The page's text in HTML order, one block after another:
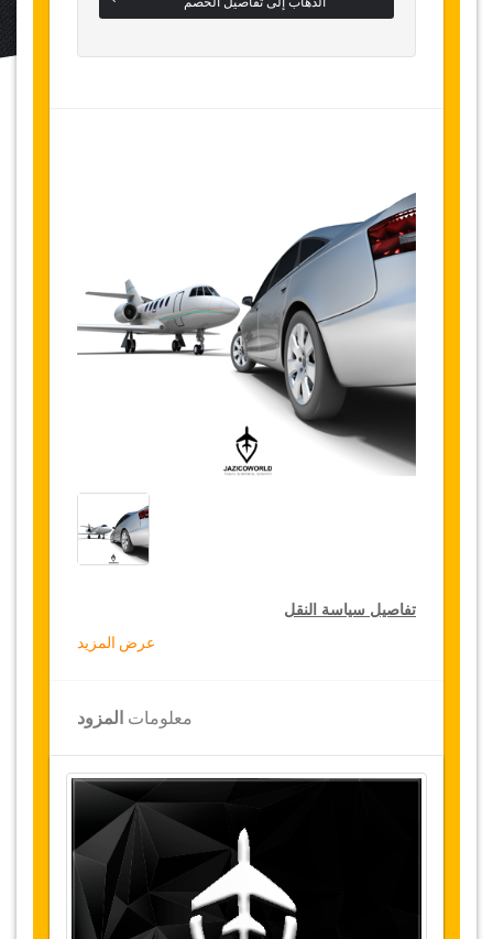
تفاصيل سياسة النقل
على النقل في جميع أنحاء تركيا ولمدة 12 شهرا،
للحصول على الخصم الخاص بك على النقل، انقر على
زر "الذهاب إلى تفاصيل الخصم" الموجود أعلاه.
التغييرات على الحجوزات قد تكون ممكنة إذا تم
الإشعار في الوقت المناسب. يرجى الاتصال بنا
للحصول على مزيد من المعلومات.
عرض المزيد
معلومات المزود